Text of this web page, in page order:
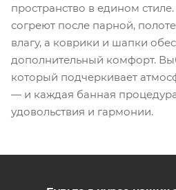
пространство в едином
согреют после парной,
влагу, а коврики и шапки
дополнительный комфорт.
который подчеркивает
— и каждая банная
удовольствия и гармонии.